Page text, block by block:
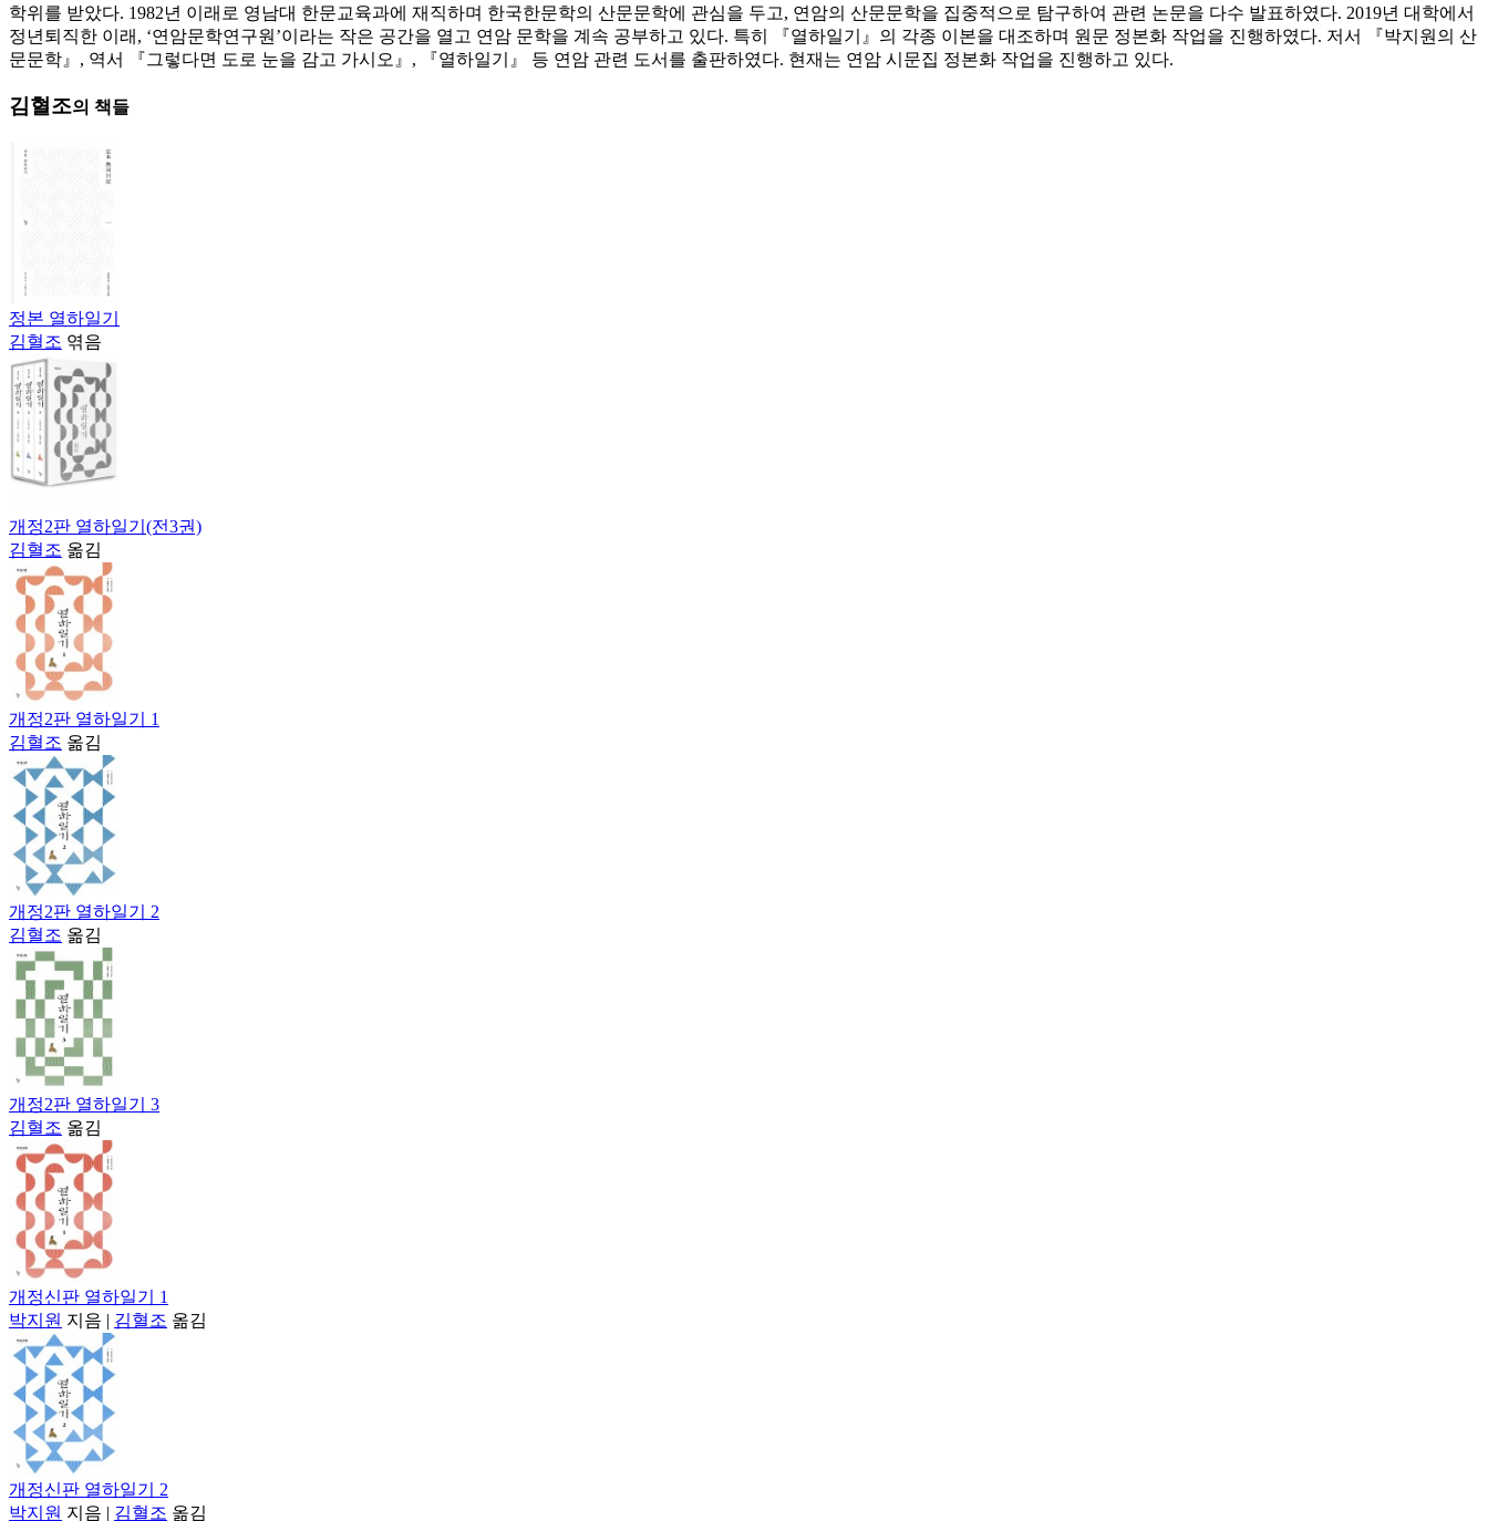
학위를 받았다. 1982년 이래로 영남대 한문교육과에 재직하며 한국한문학의 산문문학에 관심을 두고, 연암의 산문문학을 집중적으로 탐구하여 관련 논문을 다수 발표하였다. 2019년 대학에서
정년퇴직한 이래, ‘연암문학연구원’이라는 작은 공간을 열고 연암 문학을 계속 공부하고 있다. 특히 『열하일기』의 각종 이본을 대조하며 원문 정본화 작업을 진행하였다. 저서 『박지원의 산
문문학』, 역서 『그렇다면 도로 눈을 감고 가시오』, 『열하일기』 등 연암 관련 도서를 출판하였다. 현재는 연암 시문집 정본화 작업을 진행하고 있다.
김혈조의 책들
정본 열하일기
김혈조 엮음
개정2판 열하일기(전3권)
김혈조 옮김
개정2판 열하일기 1
김혈조 옮김
개정2판 열하일기 2
김혈조 옮김
개정2판 열하일기 3
김혈조 옮김
개정신판 열하일기 1
박지원 지음 | 김혈조 옮김
개정신판 열하일기 2
박지원 지음 | 김혈조 옮김